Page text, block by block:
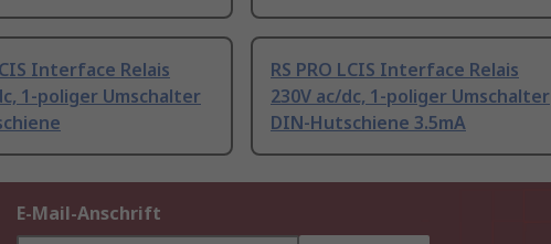
Interface Relais
1-poliger Umschalter
RS PRO LCIS Interface Relais
230V ac/dc, 1-poliger Umschalter
DIN-Hutschiene 3.5mA
E-Mail-Anschrift